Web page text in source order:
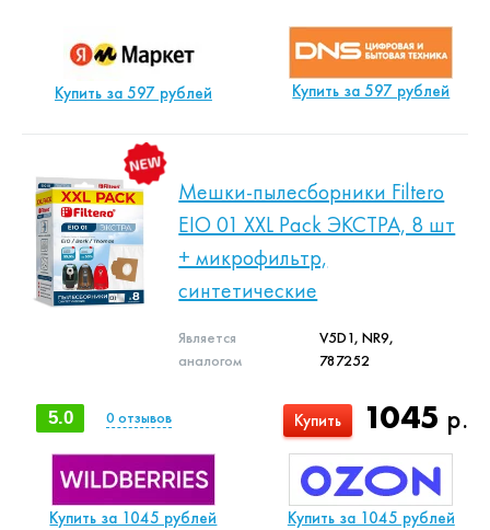
Купить за 597 рублей Купить за 597 рублей
Мешки-пылесборники Filtero
EIO 01 XXL Pack ЭКСТРА, 8 шт
+ микрофильтр,
синтетические
Является
аналогом
V5D1, NR9,
787252
1045 р.
Купить
5.0 0 отзывов
Купить за 1045 рублей Купить за 1045 рублей